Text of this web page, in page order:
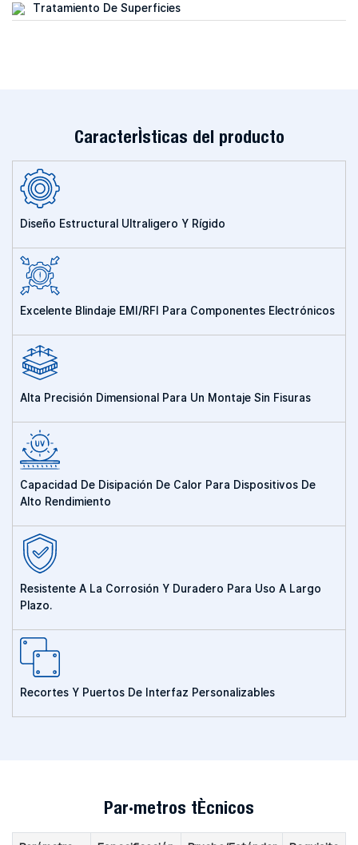
Tratamiento De Superficies
Características del producto
Diseño Estructural Ultraligero Y Rígido
Excelente Blindaje EMI/RFI Para Componentes Electrónicos
Alta Precisión Dimensional Para Un Montaje Sin Fisuras
Capacidad De Disipación De Calor Para Dispositivos De
Alto Rendimiento
Resistente A La Corrosión Y Duradero Para Uso A Largo
Plazo.
Recortes Y Puertos De Interfaz Personalizables
Parámetros técnicos